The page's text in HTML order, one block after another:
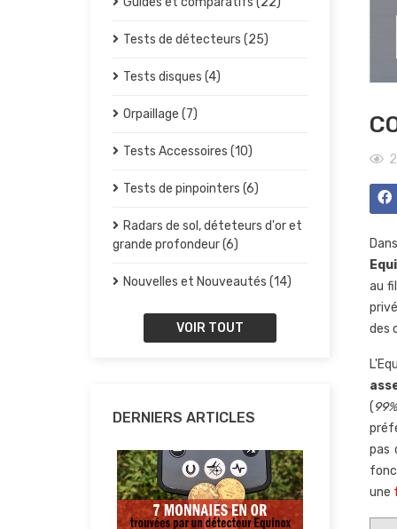
Tests de détecteurs (25)
Tests disques (4)
Orpaillage (7)
Tests Accessoires (10)
Tests de pinpointers (6)
Radars de sol, déteteurs d'or et
grande profondeur (6)
Nouvelles et Nouveautés (14)
VOIR TOUT
DERNIERS ARTICLES
au
des
(
pas
une